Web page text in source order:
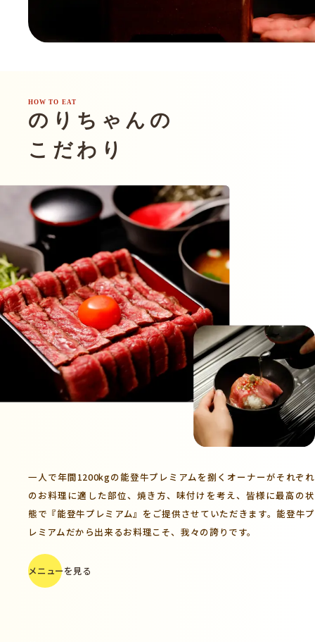
HOW TO EAT
のりちゃんの
こだわり
一人で年間1200kgの能登牛プレミアムを捌くオーナーがそれぞれ
のお料理に適した部位、焼き方、味付けを考え、皆様に最高の状
態で『能登牛プレミアム』をご提供させていただきます。能登牛プ
レミアムだから出来るお料理こそ、我々の誇りです。
メニューを見る